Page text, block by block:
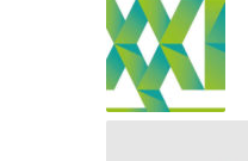
e
b
o